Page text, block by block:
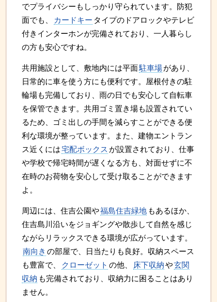
でプライバシーもしっかり守られています。防犯
面でも、
カードキー タイプのドアロックやテレビ
付きインターホンが完備されており、一人暮らし
の方も安心ですね。
共用施設として、敷地内には平面駐車場があり、
日常的に車を使う方にも便利です。屋根付きの駐
輪場も完備しており、雨の日でも安心して自転車
を保管できます。共用ゴミ置き場も設置されてい
るため、ゴミ出しの手間を減らすことができる便
利な環境が整っています。また、建物エントラン
ス近くには宅配ボックス が設置されており、仕事
や学校で帰宅時間が遅くなる方も、対面せずに不
在時のお荷物を安心して受け取ることができます
よ。
周辺には、住吉公園や福島住吉緑地 もあるほか、
住吉島川沿いをジョギングや散歩して自然を感じ
ながらリラックスできる環境が広がっています。
南向き の部屋で、日当たりも良好。収納スペース
も豊富で、
クローゼット の他、 床下収納や玄関
収納 も完備されており、収納力に困ることはあり
ません。